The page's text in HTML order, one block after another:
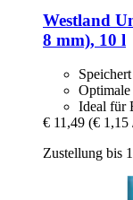
Westland
8 mm), 10 l
Ideal für
€ 11,49 (€ 1,15
Zustellung bis